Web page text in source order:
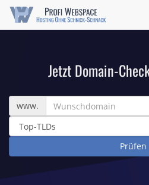
Jetzt Domain-
Wunschdomain
www.